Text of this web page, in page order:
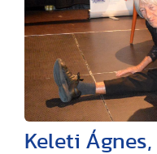
Keleti